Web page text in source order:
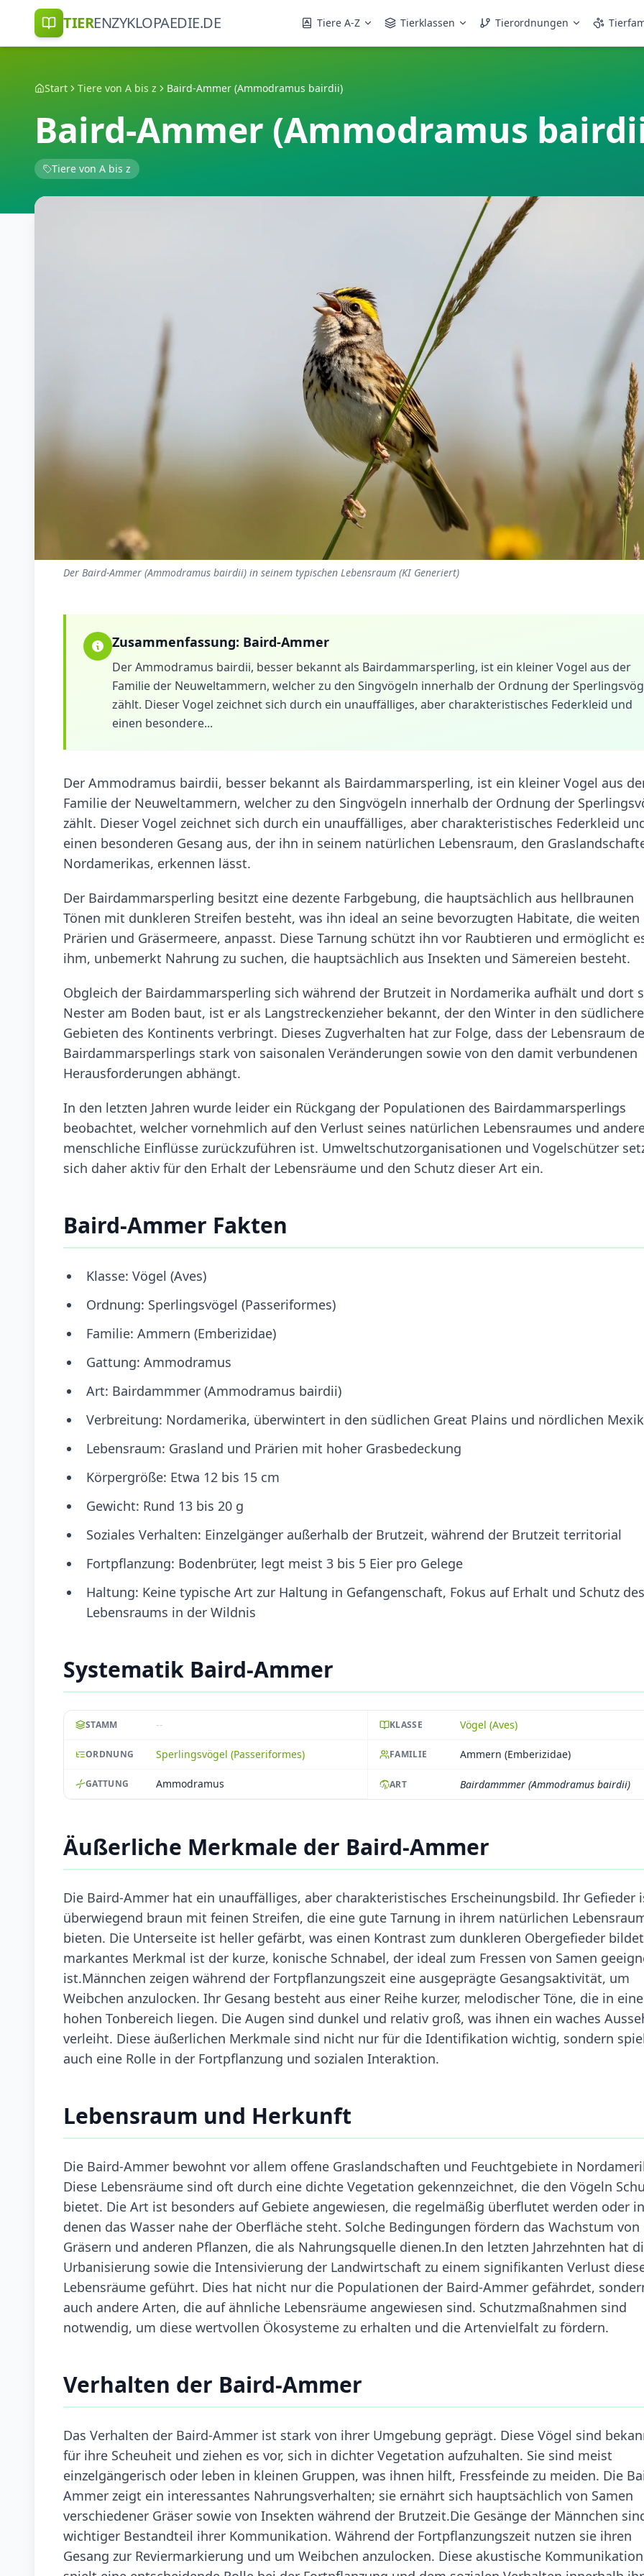
TIERENZYKLOPAEDIE.DE Tiere A-Z Tierklassen Tierordnungen
Start Tiere von A bis z Baird-Ammer (Ammodramus bairdii)
Baird-Ammer (Ammodramus
Tiere von A bis z
Der Baird-Ammer (Ammodramus bairdii) in seinem typischen Lebensraum (KI Generiert)
Zusammenfassung: Baird-Ammer
Der Ammodramus bairdii, besser bekannt als Bairdammarsperling, ist ein kleiner Vogel aus der
Familie der Neuweltammern, welcher zu den Singvögeln innerhalb der Ordnung der
zählt. Dieser Vogel zeichnet sich durch ein unauffälliges, aber charakteristisches Federkleid und
einen besondere...
Der Ammodramus bairdii, besser bekannt als Bairdammarsperling, ist ein kleiner Vogel aus
Familie der Neuweltammern, welcher zu den Singvögeln innerhalb der Ordnung der
zählt. Dieser Vogel zeichnet sich durch ein unauffälliges, aber charakteristisches Federkleid
einen besonderen Gesang aus, der ihn in seinem natürlichen Lebensraum, den
Nordamerikas, erkennen lässt.
Der Bairdammarsperling besitzt eine dezente Farbgebung, die hauptsächlich aus hellbraunen
Tönen mit dunkleren Streifen besteht, was ihn ideal an seine bevorzugten Habitate, die weiten
Prärien und Gräsermeere, anpasst. Diese Tarnung schützt ihn vor Raubtieren und ermöglicht
ihm, unbemerkt Nahrung zu suchen, die hauptsächlich aus Insekten und Sämereien besteht.
Obgleich der Bairdammarsperling sich während der Brutzeit in Nordamerika aufhält und dort
Nester am Boden baut, ist er als Langstreckenzieher bekannt, der den Winter in den
Gebieten des Kontinents verbringt. Dieses Zugverhalten hat zur Folge, dass der Lebensraum
Bairdammarsperlings stark von saisonalen Veränderungen sowie von den damit verbundenen
Herausforderungen abhängt.
In den letzten Jahren wurde leider ein Rückgang der Populationen des Bairdammarsperlings
beobachtet, welcher vornehmlich auf den Verlust seines natürlichen Lebensraumes und
menschliche Einflüsse zurückzuführen ist. Umweltschutzorganisationen und Vogelschützer
sich daher aktiv für den Erhalt der Lebensräume und den Schutz dieser Art ein.
Baird-Ammer Fakten
Klasse: Vögel (Aves)
Ordnung: Sperlingsvögel (Passeriformes)
Familie: Ammern (Emberizidae)
Gattung: Ammodramus
Art: Bairdammmer (Ammodramus bairdii)
Verbreitung: Nordamerika, überwintert in den südlichen Great Plains und nördlichen
Lebensraum: Grasland und Prärien mit hoher Grasbedeckung
Körpergröße: Etwa 12 bis 15 cm
Gewicht: Rund 13 bis 20 g
Soziales Verhalten: Einzelgänger außerhalb der Brutzeit, während der Brutzeit territorial
Fortpflanzung: Bodenbrüter, legt meist 3 bis 5 Eier pro Gelege
Haltung: Keine typische Art zur Haltung in Gefangenschaft, Fokus auf Erhalt und Schutz des
Lebensraums in der Wildnis
Systematik Baird-Ammer
STAMM -- KLASSE Vögel (Aves)
ORDNUNG Sperlingsvögel (Passeriformes) FAMILIE Ammern (Emberizidae)
GATTUNG Ammodramus ART Bairdammmer (Ammodramus bairdii)
Äußerliche Merkmale der Baird-Ammer
Die Baird-Ammer hat ein unauffälliges, aber charakteristisches Erscheinungsbild. Ihr Gefieder
überwiegend braun mit feinen Streifen, die eine gute Tarnung in ihrem natürlichen
bieten. Die Unterseite ist heller gefärbt, was einen Kontrast zum dunkleren Obergefieder
markantes Merkmal ist der kurze, konische Schnabel, der ideal zum Fressen von Samen
ist.Männchen zeigen während der Fortpflanzungszeit eine ausgeprägte Gesangsaktivität, um
Weibchen anzulocken. Ihr Gesang besteht aus einer Reihe kurzer, melodischer Töne, die in
hohen Tonbereich liegen. Die Augen sind dunkel und relativ groß, was ihnen ein waches
verleiht. Diese äußerlichen Merkmale sind nicht nur für die Identifikation wichtig, sondern
auch eine Rolle in der Fortpflanzung und sozialen Interaktion.
Lebensraum und Herkunft
Die Baird-Ammer bewohnt vor allem offene Graslandschaften und Feuchtgebiete in
Diese Lebensräume sind oft durch eine dichte Vegetation gekennzeichnet, die den Vögeln
bietet. Die Art ist besonders auf Gebiete angewiesen, die regelmäßig überflutet werden oder in
denen das Wasser nahe der Oberfläche steht. Solche Bedingungen fördern das Wachstum von
Gräsern und anderen Pflanzen, die als Nahrungsquelle dienen.In den letzten Jahrzehnten hat
Urbanisierung sowie die Intensivierung der Landwirtschaft zu einem signifikanten Verlust
Lebensräume geführt. Dies hat nicht nur die Populationen der Baird-Ammer gefährdet,
auch andere Arten, die auf ähnliche Lebensräume angewiesen sind. Schutzmaßnahmen sind
notwendig, um diese wertvollen Ökosysteme zu erhalten und die Artenvielfalt zu fördern.
Verhalten der Baird-Ammer
Das Verhalten der Baird-Ammer ist stark von ihrer Umgebung geprägt. Diese Vögel sind
für ihre Scheuheit und ziehen es vor, sich in dichter Vegetation aufzuhalten. Sie sind meist
einzelgängerisch oder leben in kleinen Gruppen, was ihnen hilft, Fressfeinde zu meiden. Die
Ammer zeigt ein interessantes Nahrungsverhalten; sie ernährt sich hauptsächlich von Samen
verschiedener Gräser sowie von Insekten während der Brutzeit.Die Gesänge der Männchen
wichtiger Bestandteil ihrer Kommunikation. Während der Fortpflanzungszeit nutzen sie ihren
Gesang zur Reviermarkierung und um Weibchen anzulocken. Diese akustische Kommunikation